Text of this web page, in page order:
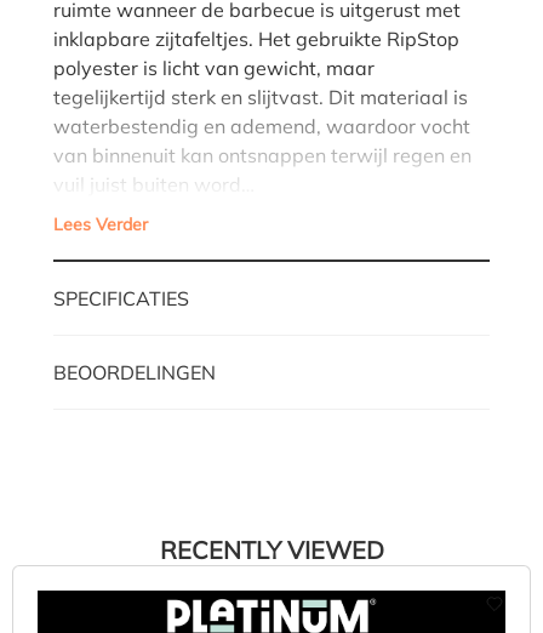
ruimte wanneer de barbecue is uitgerust met
inklapbare zijtafeltjes. Het gebruikte RipStop
polyester is licht van gewicht, maar
tegelijkertijd sterk en slijtvast. Dit materiaal is
waterbestendig en ademend, waardoor vocht
van binnenuit kan ontsnappen terwijl regen en
vuil juist buiten word…
Lees Verder
SPECIFICATIES
BEOORDELINGEN
RECENTLY VIEWED